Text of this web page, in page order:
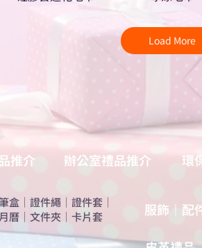
Load More
推介 辦公室禮品推介 環
盒 ｜ 證件繩 ｜ 證件套 ｜
月曆 ｜ 文件夾 ｜ 卡片套 服飾｜配